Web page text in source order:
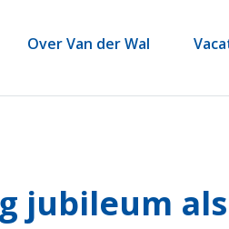
Over Van der Wal
jubileum